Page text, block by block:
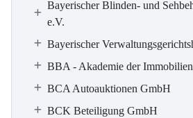
Bayerischer Blinden- und
e.V.
Bayerischer
BBA - Akademie der
BCA Autoauktionen GmbH
BCK Beteiligung GmbH